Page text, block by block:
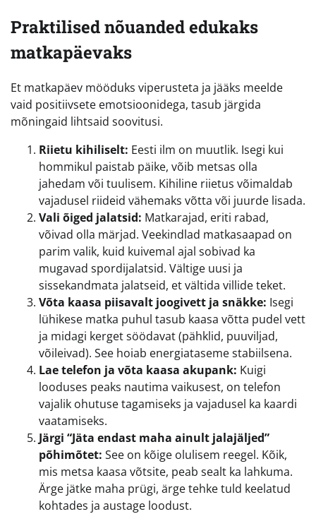
Praktilised nõuanded edukaks
matkapäevaks
Et matkapäev mööduks viperusteta ja jääks meelde
vaid positiivsete emotsioonidega, tasub järgida
mõningaid lihtsaid soovitusi.
Riietu kihiliselt: Eesti ilm on muutlik. Isegi kui
hommikul paistab päike, võib metsas olla
jahedam või tuulisem. Kihiline riietus võimaldab
vajadusel riideid vähemaks võtta või juurde lisada.
Vali õiged jalatsid: Matkarajad, eriti rabad,
võivad olla märjad. Veekindlad matkasaapad on
parim valik, kuid kuivemal ajal sobivad ka
mugavad spordijalatsid. Vältige uusi ja
sissekandmata jalatseid, et vältida villide teket.
Võta kaasa piisavalt joogivett ja snäkke: Isegi
lühikese matka puhul tasub kaasa võtta pudel vett
ja midagi kerget söödavat (pähklid, puuviljad,
võileivad). See hoiab energiataseme stabiilsena.
Lae telefon ja võta kaasa akupank: Kuigi
looduses peaks nautima vaikusest, on telefon
vajalik ohutuse tagamiseks ja vajadusel ka kaardi
vaatamiseks.
Järgi “Jäta endast maha ainult jalajäljed”
põhimõtet: See on kõige olulisem reegel. Kõik,
mis metsa kaasa võtsite, peab sealt ka lahkuma.
Ärge jätke maha prügi, ärge tehke tuld keelatud
kohtades ja austage loodust.